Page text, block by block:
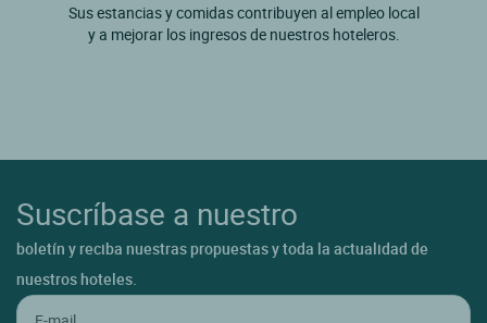
Sus estancias y comidas contribuyen al empleo local
y a mejorar los ingresos de nuestros hoteleros.
Suscríbase a nuestro
boletín y reciba nuestras propuestas y toda la actualidad de
nuestros hoteles.